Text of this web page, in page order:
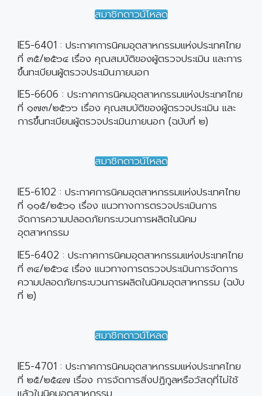
สมาชิกดาวน์โหลด
IE5-6401 : ประกาศการนิคมอุตสาหกรรมแห่งประเทศไทย
ที่ ๓๕/๒๕๖๔ เรื่อง คุณสมบัติของผู้ตรวจประเมิน และการ
ขึ้นทะเบียนผู้ตรวจประเมินภายนอก
IE5-6606 : ประกาศการนิคมอุตสาหกรรมแห่งประเทศไทย
ที่ ๑๗๓/๒๕๖๖ เรื่อง คุณสมบัติของผู้ตรวจประเมิน และ
การขึ้นทะเบียนผู้ตรวจประเมินภายนอก (ฉบับที่ ๒)
สมาชิกดาวน์โหลด
IE5-6102 : ประกาศการนิคมอุตสาหกรรมแห่งประเทศไทย
ที่ ๑๑๕/๒๕๖๑ เรื่อง แนวทางการตรวจประเมินการ
จัดการความปลอดภัยกระบวนการผลิตในนิคม
อุตสาหกรรม
IE5-6402 : ประกาศการนิคมอุตสาหกรรมแห่งประเทศไทย
ที่ ๓๔/๒๕๖๔ เรื่อง แนวทางการตรวจประเมินการจัดการ
ความปลอดภัยกระบวนการผลิตในนิคมอุตสาหกรรม (ฉบับ
ที่ ๒)
สมาชิกดาวน์โหลด
IE5-4701 : ประกาศการนิคมอุตสาหกรรมแห่งประเทศไทย
ที่ ๒๕/๒๕๔๗ เรื่อง การจัดการสิ่งปฏิกูลหรือวัสดุที่ไม่ใช้